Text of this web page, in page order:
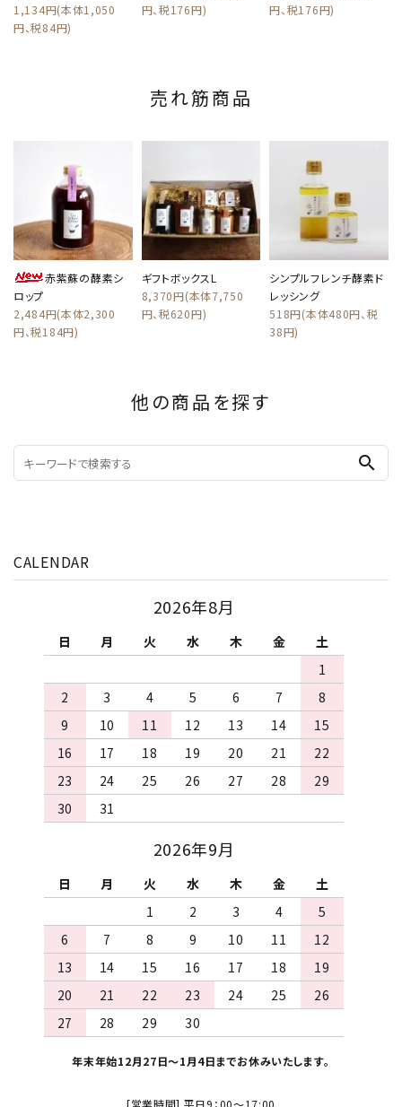
1,134円(本体1,050
円、税84円)
円、税176円)
円、税176円)
売れ筋商品
赤紫蘇の酵素シ
ロップ
2,484円(本体2,300
円、税184円)
ギフトボックスL
8,370円(本体7,750
円、税620円)
シンプルフレンチ酵素ド
レッシング
518円(本体480円、税
38円)
他の商品を探す
search
CALENDAR
2026年8月
日 月 火 水 木 金
土
1
2
3 4 5 6 7
8
9
10 11 12 13 14
15
16
17 18 19 20 21
22
23
24 25 26 27 28
29
30
31
2026年9月
日 月 火 水 木 金
土
1
2 3 4
5
6
7 8 9 10 11
12
13
14 15 16 17 18
19
20
21 22 23 24 25
26
27
28 29 30
年末年始12月27日～1月4日までお休みいたします。
[営業時間] 平日9：00～17:00